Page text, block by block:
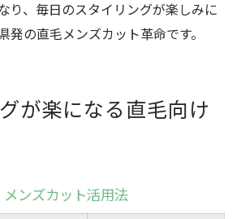
り、毎日のスタイリングが楽しみに
発の直毛メンズカット革命です。
が楽になる直毛向け
ンズカット活用法